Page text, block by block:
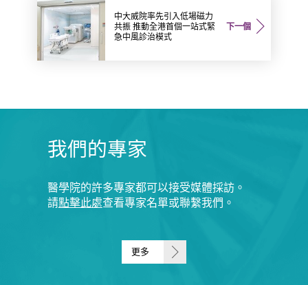
下一個
中大威院率先引入低場磁力
共振 推動全港首個一站式緊
急中風診治模式
我們的專家
醫學院的許多專家都可以接受媒體採訪。
請點擊此處查看專家名單或聯繫我們。
更多